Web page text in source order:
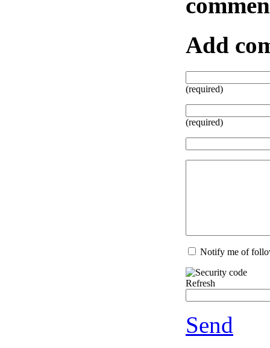
Add
(required)
(required)
Notify me of
Refresh
Send